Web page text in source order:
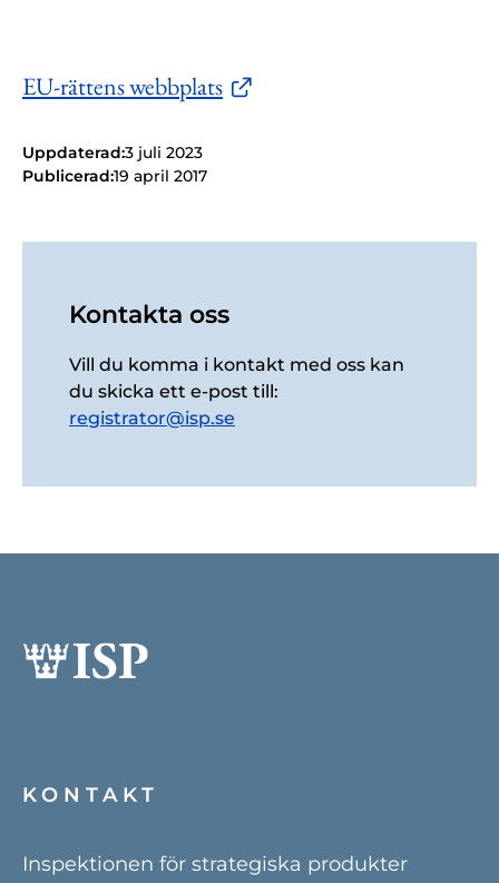
EU-rättens webbplats
Uppdaterad:3 juli 2023
Publicerad:19 april 2017
Kontakta oss
Vill du komma i kontakt med oss kan
du skicka ett e-post till:
registrator@isp.se
KONTAKT
Inspektionen för strategiska produkter